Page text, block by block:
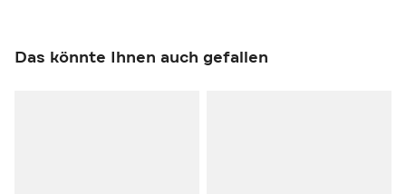
Das könnte Ihnen auch gefallen